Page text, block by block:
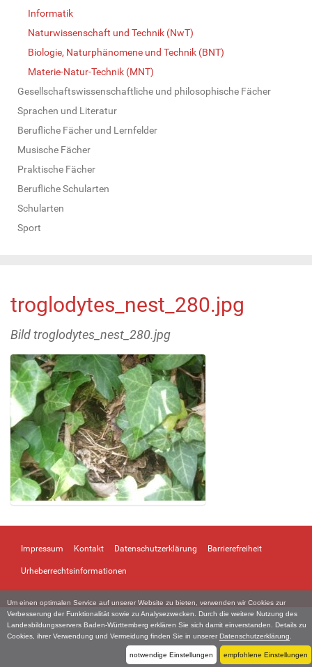
Um einen optimalen Service auf unserer Website zu bieten, verwenden wir Cookies zur
Verbesserung der Funktionalität sowie zu Analysezwecken. Durch die weitere Nutzung des
Landesbildungsservers Baden-Württemberg erklären Sie sich damit einverstanden. Details zu
Cookies, ihrer Verwendung und Vermeidung finden Sie in unserer Datenschutzerklärung
notwendige Einstellungen empfohlene Einstellungen
Informatik
Naturwissenschaft und Technik (NwT)
Biologie, Naturphänomene und Technik (BNT)
Materie-Natur-Technik (MNT)
Gesellschaftswissenschaftliche und philosophische Fächer
Sprachen und Literatur
Berufliche Fächer und Lernfelder
Musische Fächer
Praktische Fächer
Berufliche Schularten
Schularten
Sport
troglodytes_nest_280.jpg
Bild troglodytes_nest_280.jpg
e
g
e
d
i
Impressum Kontakt Datenschutzerklärung Barrierefreiheit
Urheberrechtsinformationen